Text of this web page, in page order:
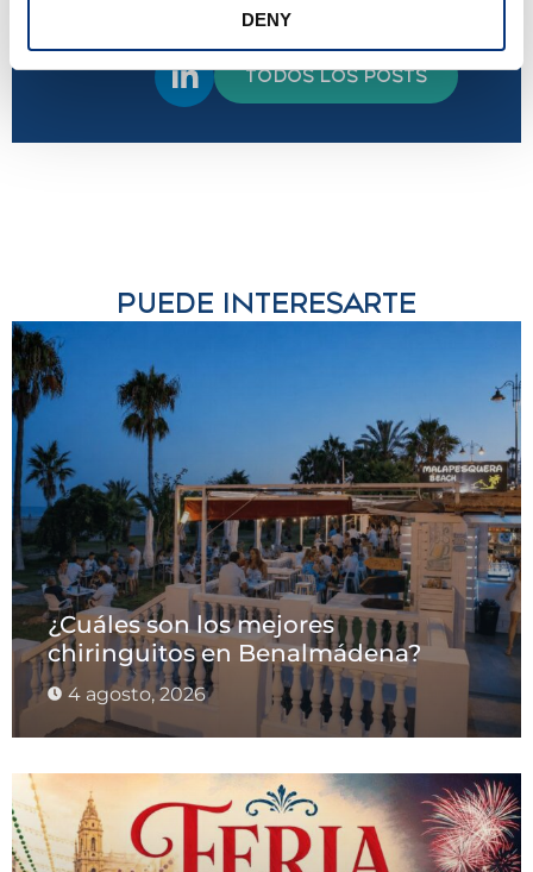
DENY
cómodas y satisfactorias.
TODOS LOS POSTS
PUEDE INTERESARTE
¿Cuáles son los mejores
chiringuitos en Benalmádena?
4 agosto, 2026